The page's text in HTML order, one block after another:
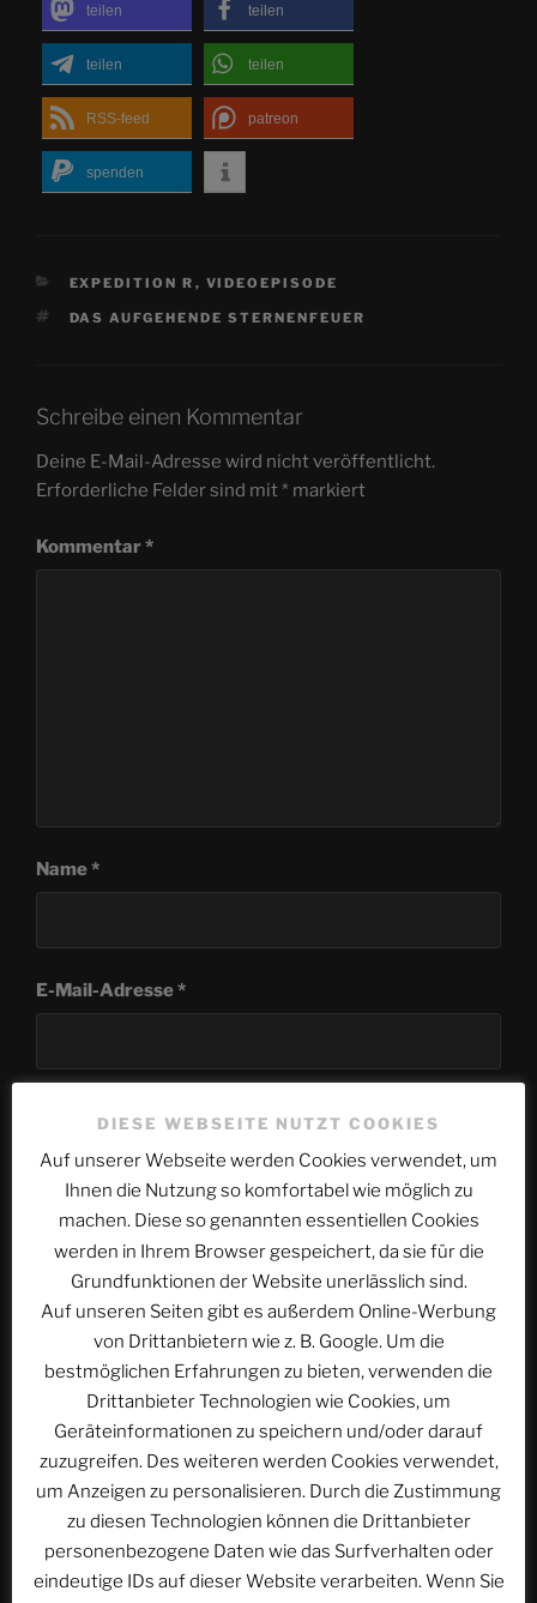
teilen teilen
teilen teilen
RSS-feed patreon
spenden
KATEGORIEN
EXPEDITION R , VIDEOEPISODE
SCHLAGWÖRTER
DAS AUFGEHENDE STERNENFEUER
Schreibe einen Kommentar
Deine E-Mail-Adresse wird nicht veröffentlicht.
Erforderliche Felder sind mit* markiert
Kommentar*
Name*
E-Mail-Adresse*
Name, E-Mail-Adresse und Website in diesem
Browser für meinen nächsten Kommentar speichern.
Beitragsnavigation
Vorheriger
Beitrag
ZURÜCK
ACSOLAR #210: 45 Jahre EUROPA-PARK – Teil
Nächster
WEITER
DIESE WEBSEITE NUTZT COOKIES
Auf unserer Webseite werden Cookies verwendet, um
Ihnen die Nutzung so komfortabel wie möglich zu
machen. Diese so genannten essentiellen Cookies
werden in Ihrem Browser gespeichert, da sie für die
Grundfunktionen der Website unerlässlich sind.
Auf unseren Seiten gibt es außerdem Online-Werbung
von Drittanbietern wie z. B. Google. Um die
bestmöglichen Erfahrungen zu bieten, verwenden die
Drittanbieter Technologien wie Cookies, um
Geräteinformationen zu speichern und/oder darauf
zuzugreifen. Des weiteren werden Cookies verwendet,
um Anzeigen zu personalisieren. Durch die Zustimmung
zu diesen Technologien können die Drittanbieter
personenbezogene Daten wie das Surfverhalten oder
eindeutige IDs auf dieser Website verarbeiten. Wenn Sie